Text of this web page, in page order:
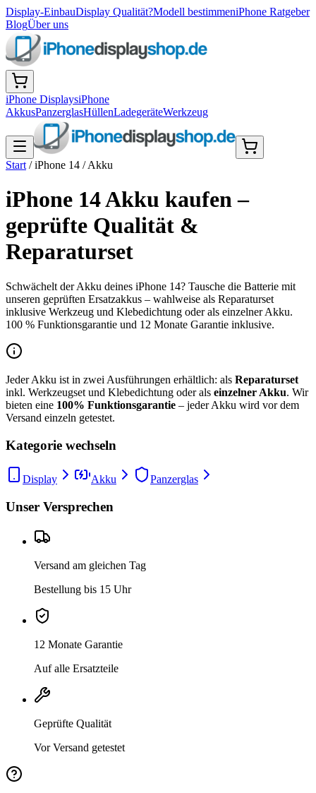
Display-EinbauDisplay Qualität?Modell bestimmeniPhone Ratgeber
BlogÜber uns
iPhone DisplaysiPhone
AkkusPanzerglasHüllenLadegeräteWerkzeug
Start /iPhone 14 /Akku
iPhone 14 Akku kaufen –
geprüfte Qualität &
Reparaturset
Schwächelt der Akku deines iPhone 14? Tausche die Batterie mit
unseren geprüften Ersatzakkus – wahlweise als Reparaturset
inklusive Werkzeug und Klebedichtung oder als einzelner Akku.
100 % Funktionsgarantie und 12 Monate Garantie inklusive.
Jeder Akku ist in zwei Ausführungen erhältlich: als Reparaturset
inkl. Werkzeugset und Klebedichtung oder als einzelner Akku. Wir
bieten eine 100% Funktionsgarantie – jeder Akku wird vor dem
Versand einzeln getestet.
Kategorie wechseln
Display Akku Panzerglas
Unser Versprechen
Versand am gleichen Tag
Bestellung bis 15 Uhr
12 Monate Garantie
Auf alle Ersatzteile
Geprüfte Qualität
Vor Versand getestet